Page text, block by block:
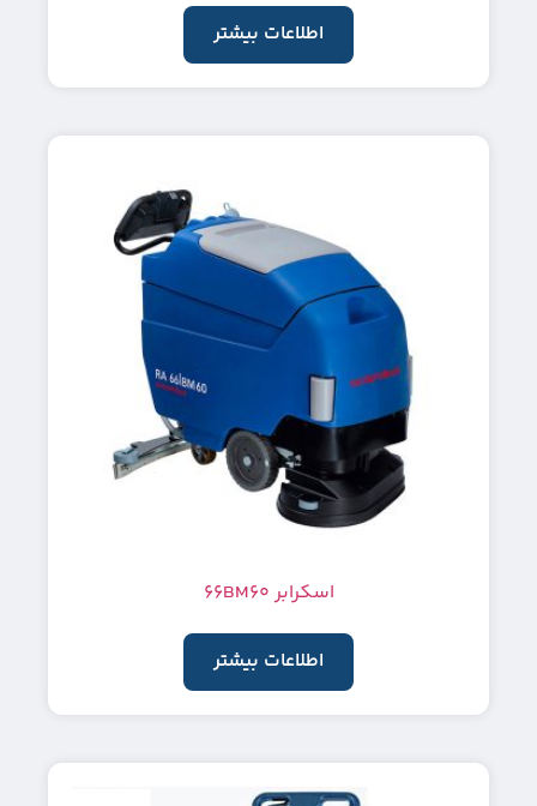
اطلاعات بیشتر
اسکرابر 66BM60
اطلاعات بیشتر